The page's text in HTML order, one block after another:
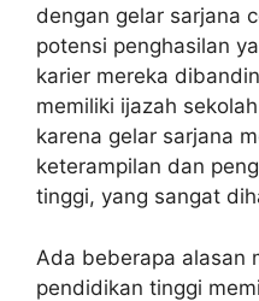
dengan gelar sarjana
potensi penghasilan
karier mereka
memiliki ijazah
karena gelar sarjana
keterampilan dan
tinggi, yang sangat
Ada beberapa alasan
pendidikan tinggi